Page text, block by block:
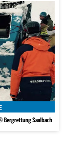
Bergrettung Saalbach